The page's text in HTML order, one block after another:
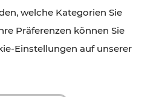
welche Kategorien Sie
Präferenzen können Sie
Einstellungen auf unserer